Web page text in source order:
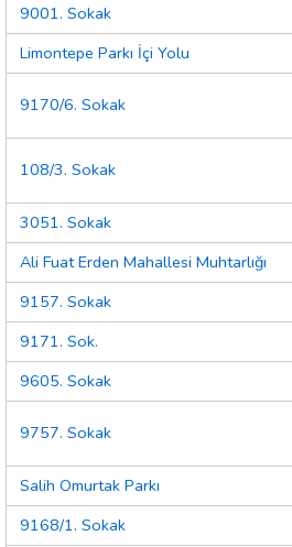
9001. Sokak
Limontepe Parkı İçi Yolu
9170/6. Sokak
108/3. Sokak
3051. Sokak
Ali Fuat Erden Mahallesi Muhtarlığı
9157. Sokak
9171. Sok.
9605. Sokak
9757. Sokak
Salih Omurtak Parkı
9168/1. Sokak